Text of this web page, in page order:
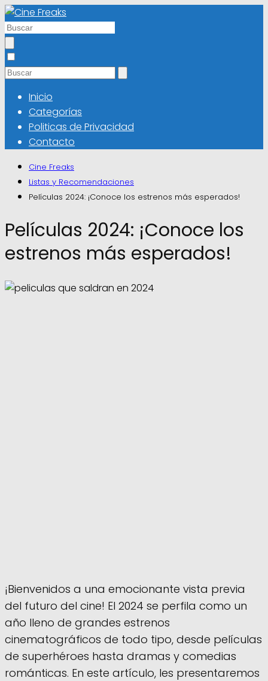
Inicio
Categorías
Politicas de Privacidad
Contacto
Cine Freaks
Listas y Recomendaciones
Películas 2024: ¡Conoce los estrenos más esperados!
Películas 2024: ¡Conoce los
estrenos más esperados!
¡Bienvenidos a una emocionante vista previa
del futuro del cine! El 2024 se perfila como un
año lleno de grandes estrenos
cinematográficos de todo tipo, desde películas
de superhéroes hasta dramas y comedias
románticas. En este artículo, les presentaremos